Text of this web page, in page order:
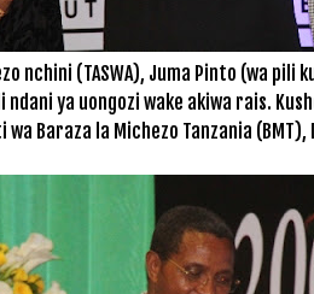
nchini (TASWA), Juma Pinto (wa
ya uongozi wake akiwa rais.
wa Baraza la Michezo Tanzania